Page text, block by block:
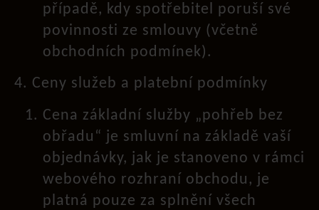
případě, kdy spotřebitel poruší své
povinnosti ze smlouvy (včetně
obchodních podmínek).
4. Ceny služeb a platební podmínky
Cena základní služby „pohřeb bez
obřadu“ je smluvní na základě vaší
objednávky, jak je stanoveno v rámci
webového rozhraní obchodu, je
platná pouze za splnění všech